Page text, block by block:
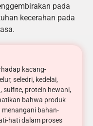
pada
kecerahan pada
kacang-
seledri, kedelai,
sulfite, protein hewani,
bahwa produk
menangani bahan-
hati dalam proses